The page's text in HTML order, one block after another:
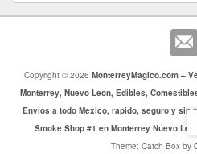
Copyright © 2026 MonterreyMagico.com –
Monterrey, Nuevo Leon, Edibles,
Envios a todo Mexico, rapido, seguro y sin
Smoke Shop #1 en Monterrey Nuevo Leon
Theme: Catch Box by